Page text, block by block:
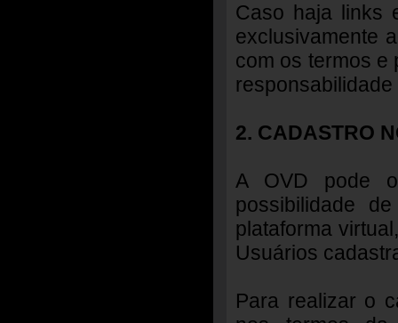
Caso haja links
exclusivamente
com os termos e
2. CADASTRO
A OVD pode
possibilidade
plataforma
Usuários
Para realizar o